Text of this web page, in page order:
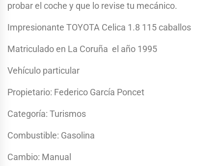
probar el coche y que lo revise tu mecánico.
Impresionante TOYOTA Celica 1.8 115 caballos
Matriculado en La Coruña el año 1995
Vehículo particular
Propietario: Federico García Poncet
Categoría: Turismos
Combustible: Gasolina
Cambio: Manual